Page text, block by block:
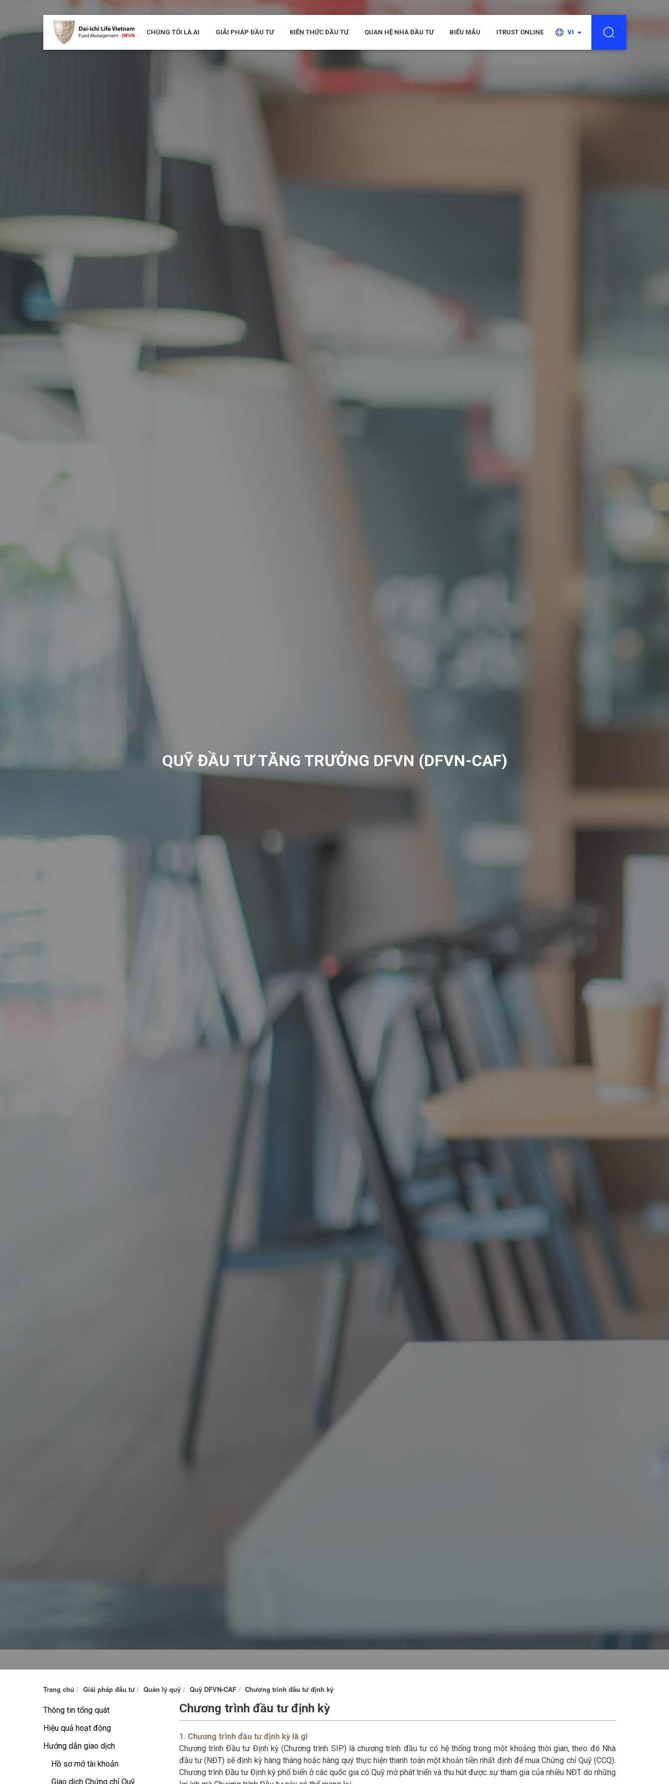
CHÚNG TÔI LÀ AI GIẢI PHÁP ĐẦU TƯ KIẾN THỨC ĐẦU TƯ QUAN HỆ NHÀ ĐẦU TƯ BIỂU MẪU ITRUST ONLINE VI
QUỸ ĐẦU TƯ TĂNG TRƯỞNG DFVN (DFVN-CAF)
Trang chủ Giải pháp đầu tư Quản lý quỹ Quỹ DFVN-CAF Chương trình đầu tư định kỳ
Thông tin tổng quát
Hiệu quả hoạt động
Hướng dẫn giao dịch
Hồ sơ mở tài khoản
Giao dịch Chứng chỉ Quỹ
Chương trình đầu tư định kỳ
1. Chương trình đầu tư định kỳ là gì
Chương trình Đầu tư Định kỳ (Chương trình SIP) là chương trình đầu tư có hệ thống trong một khoảng thời gian, theo đó Nhà
đầu tư (NĐT) sẽ định kỳ hàng tháng hoặc hàng quý thực hiện thanh toán một khoản tiền nhất định để mua Chứng chỉ Quỹ (CCQ).
Chương trình Đầu tư Định kỳ phổ biến ở các quốc gia có Quỹ mở phát triển và thu hút được sự tham gia của nhiều NĐT do những